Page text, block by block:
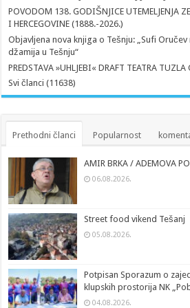
POVODOM 138. GODIŠNJICE UTEMELJENJA
I HERCEGOVINE (1888.-2026.)
Objavljena nova knjiga o Tešnju: „Sufi
džamija u Tešnju“
PREDSTAVA »UHLJEBI« DRAFT TEATRA TUZLA
Svi članci (11638)
Prethodni članci Popularnost
AMIR BRKA / ADEMOVA
06.08.2026.
Street food vikend Tešanj
05.08.2026.
Potpisan Sporazum o
klupskih prostorija NK
04.08.2026.